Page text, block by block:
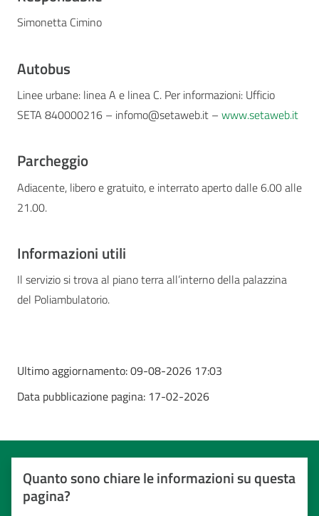
Simonetta Cimino
Autobus
Linee urbane: linea A e linea C. Per informazioni: Ufficio
SETA 840000216 – infomo@setaweb.it – www.setaweb.it
Parcheggio
Adiacente, libero e gratuito, e interrato aperto dalle 6.00 alle
21.00.
Informazioni utili
Il servizio si trova al piano terra all’interno della palazzina
del Poliambulatorio.
Ultimo aggiornamento:09-08-2026 17:03
Data pubblicazione pagina: 17-02-2026
Quanto sono chiare le informazioni su questa
pagina?